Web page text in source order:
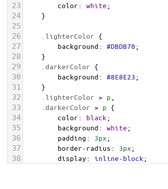
23 color: white;
24 }
25
26
.lighterColor {
27 background: #DBDB70;
28 }
29 .darkerColor {
30 background: #8E8E23;
31 }
32 .lighterColor > p
33 .darkerColor > p {
34 color: black;
35 background: white;
36 padding: 3px;
37 border-radius: 3px;
38 display: inline-block;